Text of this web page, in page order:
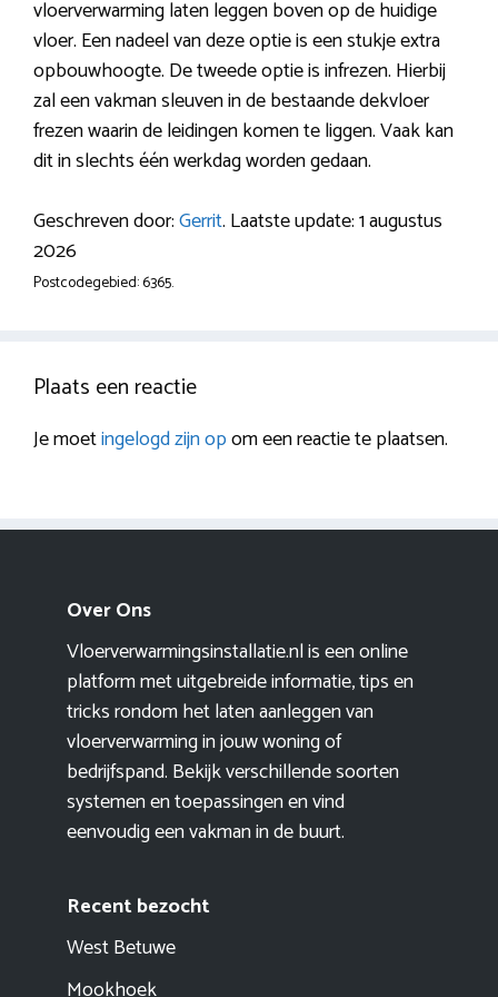
vloerverwarming laten leggen boven op de huidige
vloer. Een nadeel van deze optie is een stukje extra
opbouwhoogte. De tweede optie is infrezen. Hierbij
zal een vakman sleuven in de bestaande dekvloer
frezen waarin de leidingen komen te liggen. Vaak kan
dit in slechts één werkdag worden gedaan.
Geschreven door:Gerrit. Laatste update: 1 augustus
2026
Postcodegebied: 6365.
Plaats een reactie
Je moetingelogd zijn opom een reactie te plaatsen.
Over Ons
Vloerverwarmingsinstallatie.nl is een online
platform met uitgebreide informatie, tips en
tricks rondom het laten aanleggen van
vloerverwarming in jouw woning of
bedrijfspand. Bekijk verschillende soorten
systemen en toepassingen en vind
eenvoudig een vakman in de buurt.
Recent bezocht
West Betuwe